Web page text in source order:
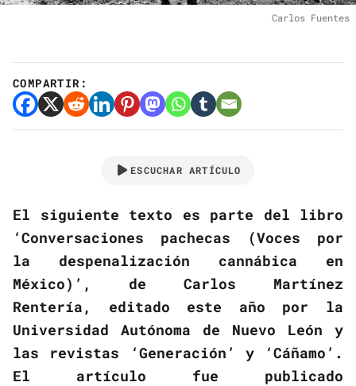
Carlos Fuentes
COMPARTIR:
ESCUCHAR ARTÍCULO
El siguiente texto es parte del libro
‘Conversaciones pachecas (Voces por
la despenalización cannábica en
México)’, de Carlos Martínez
Rentería, editado este año por la
Universidad Autónoma de Nuevo León y
las revistas ‘Generación’ y ‘Cáñamo’.
El artículo fue publicado